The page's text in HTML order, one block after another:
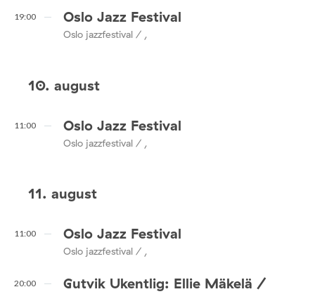
19:00 Oslo Jazz Festival
Oslo jazzfestival / ,
10. august
11:00 Oslo Jazz Festival
Oslo jazzfestival / ,
11. august
11:00 Oslo Jazz Festival
Oslo jazzfestival / ,
20:00
Gutvik Ukentlig: Ellie Mäkelä /